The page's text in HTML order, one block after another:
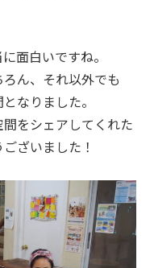
面白いですね。
ん、それ以外でも
なりました。
をシェアしてくれた
ざいました！